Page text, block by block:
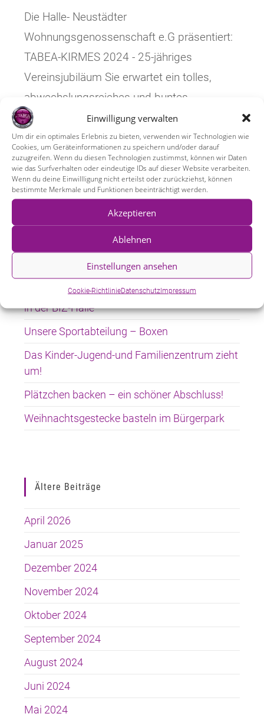
Einwilligung verwalten
Um dir ein optimales Erlebnis zu bieten, verwenden wir Technologien wie
Cookies, um Geräteinformationen zu speichern und/oder darauf
zuzugreifen. Wenn du diesen Technologien zustimmst, können wir Daten
wie das Surfverhalten oder eindeutige IDs auf dieser Website verarbeiten.
Wenn du deine Einwillligung nicht erteilst oder zurückziehst, können
bestimmte Merkmale und Funktionen beeinträchtigt werden.
Akzeptieren
Ablehnen
Einstellungen ansehen
Cookie-RichtlinieDatenschutzImpressum
Die Halle- Neustädter
Wohnungsgenossenschaft e.G präsentiert:
TABEA-KIRMES 2024 - 25-jähriges
Vereinsjubiläum Sie erwartet ein tolles,
abwechslungsreiches und buntes
Programm. Begonnen mit unserem
Nachwuchsboxen ab 11 Uhr in der eigenen
Boxhalle,…
WeiterlesenTABEA-
Kirmes
Juni
RSG-Regionalmeisterschaften am 18./19. April
in der BIZ-Halle
Unsere Sportabteilung – Boxen
Das Kinder-Jugend-und Familienzentrum zieht
um!
Plätzchen backen – ein schöner Abschluss!
Weihnachtsgestecke basteln im Bürgerpark
Ältere Beiträge
April 2026
Januar 2025
Dezember 2024
November 2024
Oktober 2024
September 2024
August 2024
Juni 2024
Mai 2024